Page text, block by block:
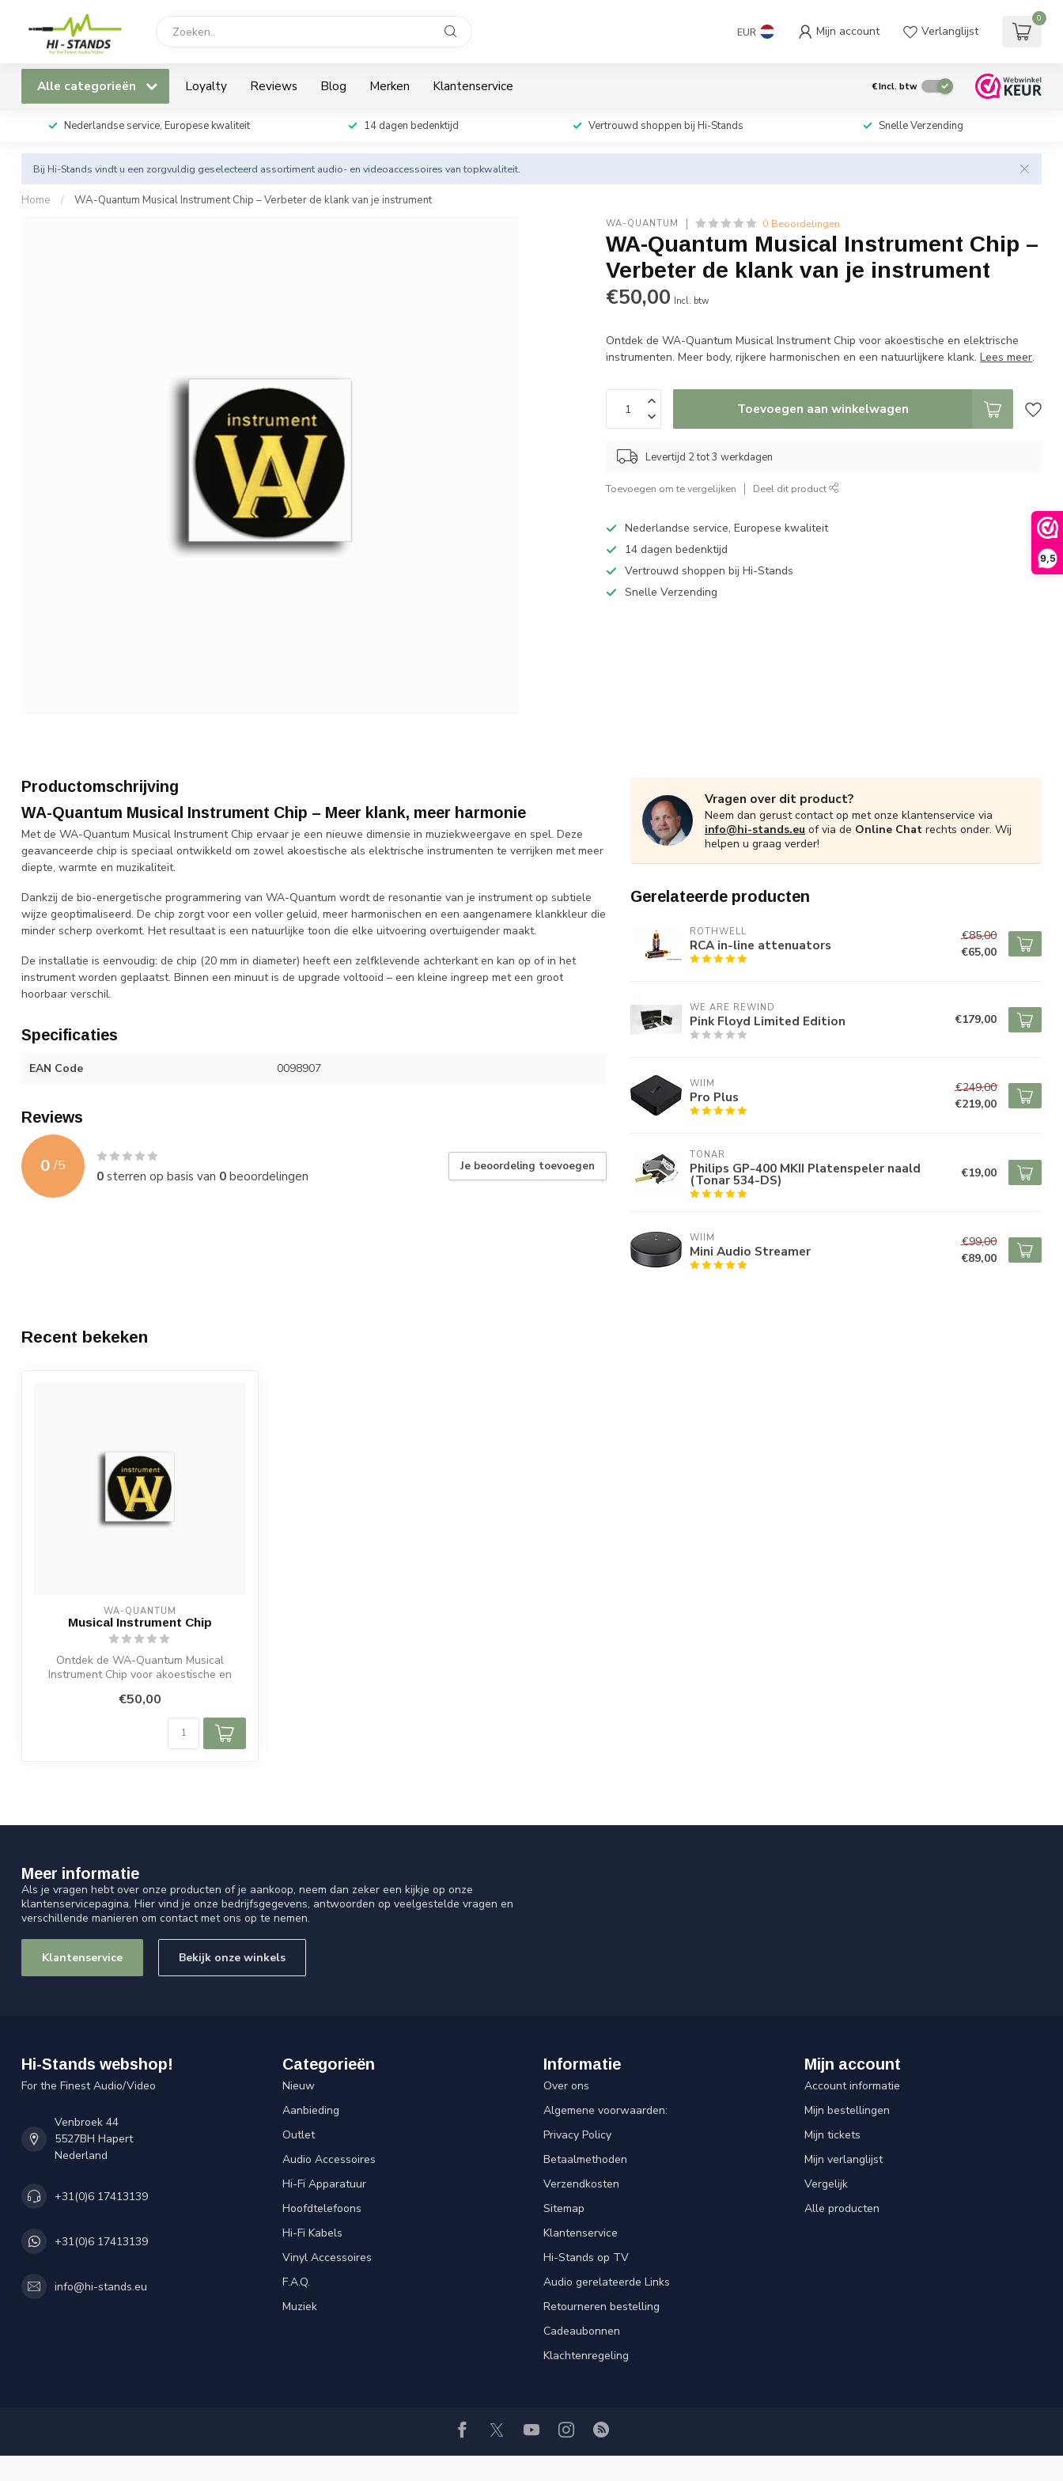
9,5
EUR Mijn account Verlanglijst
0
Alle categorieën Loyalty Reviews Blog Merken Klantenservice €Incl. btw
Nederlandse service, Europese kwaliteit 14 dagen bedenktijd Vertrouwd shoppen bij Hi-Stands Snelle Verzending
Bij Hi-Stands vindt u een zorgvuldig geselecteerd assortiment audio- en videoaccessoires van topkwaliteit.
Home / WA-Quantum Musical Instrument Chip – Verbeter de klank van je instrument
WA-QUANTUM 0 Beoordelingen
WA-Quantum Musical Instrument Chip –
Verbeter de klank van je instrument
€50,00 Incl. btw
Ontdek de WA-Quantum Musical Instrument Chip voor akoestische en elektrische
instrumenten. Meer body, rijkere harmonischen en een natuurlijkere klank.Lees meer.
Toevoegen aan winkelwagen
Levertijd 2 tot 3 werkdagen
Toevoegen om te vergelijken Deel dit product
Nederlandse service, Europese kwaliteit
14 dagen bedenktijd
Vertrouwd shoppen bij Hi-Stands
Snelle Verzending
Productomschrijving
WA-Quantum Musical Instrument Chip – Meer klank, meer harmonie
Met de WA-Quantum Musical Instrument Chip ervaar je een nieuwe dimensie in muziekweergave en spel. Deze
geavanceerde chip is speciaal ontwikkeld om zowel akoestische als elektrische instrumenten te verrijken met meer
diepte, warmte en muzikaliteit.
Dankzij de bio-energetische programmering van WA-Quantum wordt de resonantie van je instrument op subtiele
wijze geoptimaliseerd. De chip zorgt voor een voller geluid, meer harmonischen en een aangenamere klankkleur die
minder scherp overkomt. Het resultaat is een natuurlijke toon die elke uitvoering overtuigender maakt.
De installatie is eenvoudig: de chip (20 mm in diameter) heeft een zelfklevende achterkant en kan op of in het
instrument worden geplaatst. Binnen een minuut is de upgrade voltooid – een kleine ingreep met een groot
hoorbaar verschil.
Specificaties
EAN Code 0098907
Reviews
0 /5
0sterren op basis van 0beoordelingen
Je beoordeling toevoegen
Vragen over dit product?
Neem dan gerust contact op met onze klantenservice via
info@hi-stands.eu of via de Online Chat rechts onder. Wij
helpen u graag verder!
Gerelateerde producten
ROTHWELL
RCA in-line attenuators
€85,00
€65,00
WE ARE REWIND
Pink Floyd Limited Edition €179,00
WIIM
Pro Plus
€249,00
€219,00
TONAR
Philips GP-400 MKII Platenspeler naald
(Tonar 534-DS) €19,00
WIIM
Mini Audio Streamer
€99,00
€89,00
Recent bekeken
WA-QUANTUM
Musical Instrument Chip
Ontdek de WA-Quantum Musical
Instrument Chip voor akoestische en
€50,00
Meer informatie
Als je vragen hebt over onze producten of je aankoop, neem dan zeker een kijkje op onze
klantenservicepagina. Hier vind je onze bedrijfsgegevens, antwoorden op veelgestelde vragen en
verschillende manieren om contact met ons op te nemen.
Klantenservice Bekijk onze winkels
Hi-Stands webshop!
For the Finest Audio/Video
Venbroek 44
5527BH Hapert
Nederland
+31(0)6 17413139
+31(0)6 17413139
info@hi-stands.eu
Categorieën
Nieuw
Aanbieding
Outlet
Audio Accessoires
Hi-Fi Apparatuur
Hoofdtelefoons
Hi-Fi Kabels
Vinyl Accessoires
F.A.Q.
Muziek
Informatie
Over ons
Algemene voorwaarden:
Privacy Policy
Betaalmethoden
Verzendkosten
Sitemap
Klantenservice
Hi-Stands op TV
Audio gerelateerde Links
Retourneren bestelling
Cadeaubonnen
Klachtenregeling
Mijn account
Account informatie
Mijn bestellingen
Mijn tickets
Mijn verlanglijst
Vergelijk
Alle producten